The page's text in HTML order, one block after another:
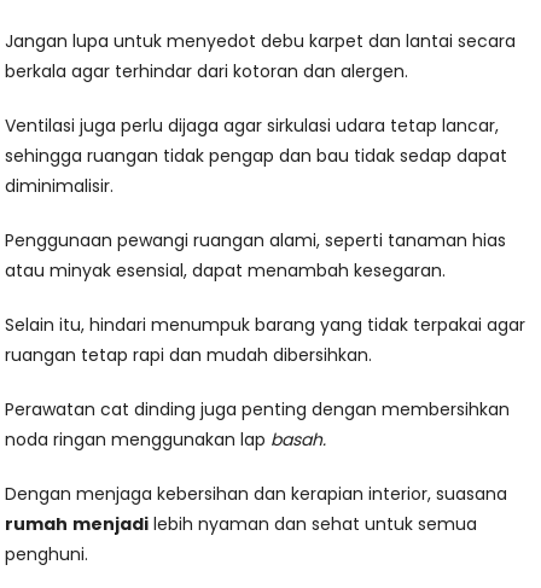
Jangan lupa untuk menyedot debu karpet dan lantai secara
berkala agar terhindar dari kotoran dan alergen.
Ventilasi juga perlu dijaga agar sirkulasi udara tetap lancar,
sehingga ruangan tidak pengap dan bau tidak sedap dapat
diminimalisir.
Penggunaan pewangi ruangan alami, seperti tanaman hias
atau minyak esensial, dapat menambah kesegaran.
Selain itu, hindari menumpuk barang yang tidak terpakai agar
ruangan tetap rapi dan mudah dibersihkan.
Perawatan cat dinding juga penting dengan membersihkan
noda ringan menggunakan lap basah.
Dengan menjaga kebersihan dan kerapian interior, suasana
rumah menjadi lebih nyaman dan sehat untuk semua
penghuni.